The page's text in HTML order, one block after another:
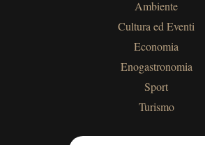
Ambiente
Cultura ed Eventi
Economia
Enogastronomia
Sport
Turismo